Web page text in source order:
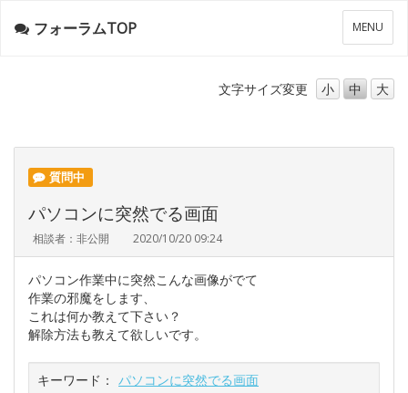
メ
ニ
ー
MENU
フォーラムTOP
文字サイズ変更 小 中 大
質問中
パソコンに突然でる画面
相談者：非公開 2020/10/20 09:24
パソコン作業中に突然こんな画像がでて
作業の邪魔をします、
これは何か教えて下さい？
解除方法も教えて欲しいです。
キーワード： パソコンに突然でる画面